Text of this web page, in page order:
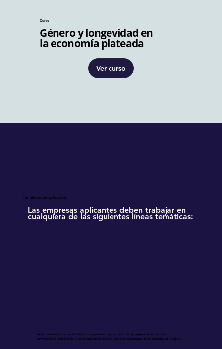
Curso
Género y longevidad en
la economía plateada
Ver curso
Temáticas de aplicación
Las empresas aplicantes deben trabajar en
cualquiera de las siguientes líneas temáticas:
Servicios innovadores en el cuidado de personas mayores (+60 años), mejorando la calidad y
aumentando la cantidad de la oferta para hacer frente al aumento exponencial de la demanda en la región.